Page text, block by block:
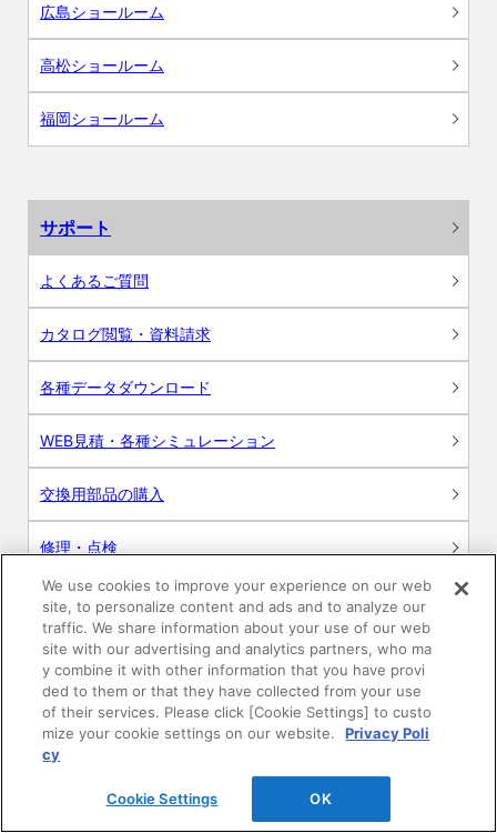
広島ショールーム
高松ショールーム
福岡ショールーム
サポート
よくあるご質問
カタログ閲覧・資料請求
各種データダウンロード
WEB見積・各種シミュレーション
交換用部品の購入
修理・点検
お問い合わせ
ログイン
建築・設計関係者様向けサイト
ユーザー登録サービス
WEB見積システム
We use cookies to improve your experience on our web
site, to personalize content and ads and to analyze our
traffic. We share information about your use of our web
site with our advertising and analytics partners, who ma
y combine it with other information that you have provi
ded to them or that they have collected from your use
of their services. Please click [Cookie Settings] to custo
mize your cookie settings on our website.
Privacy Poli
cy
Cookie Settings OK